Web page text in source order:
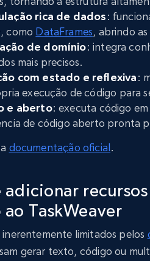
rica de dados:
como DataFrames, abrindo
de domínio: integra
mais precisos.
com estado e reflexiva:
execução de código para
e aberto: executa código
de código aberto pronta
documentação oficial.
adicionar
ao TaskWeaver
inerentemente limitados pelos
gerar texto, código ou